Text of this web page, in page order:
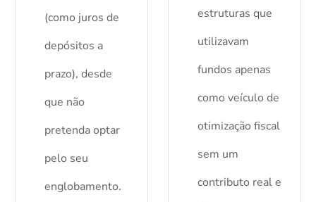
(como juros de
depósitos a
prazo), desde
que não
pretenda optar
pelo seu
englobamento.
estruturas que
utilizavam
fundos apenas
como veículo de
otimização fiscal
sem um
contributo real e